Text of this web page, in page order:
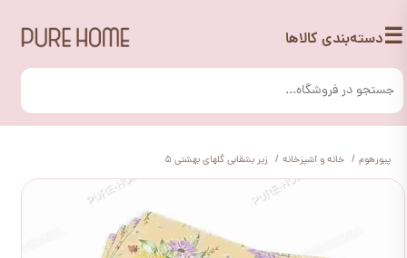
☰دسته‌بندی کالاها
پیورهوم خانه و آشپزخانه زیر بشقابی گلهای بهشتی 5